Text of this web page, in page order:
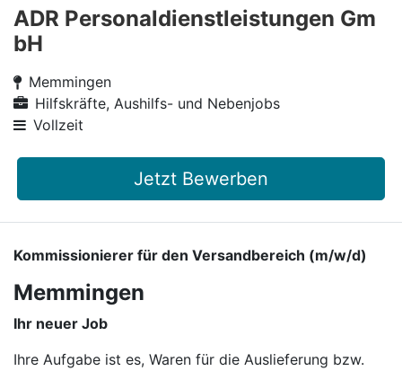
ADR Personaldienstleistungen Gm
bH
Memmingen
Hilfskräfte, Aushilfs- und Nebenjobs
Vollzeit
Jetzt Bewerben
Kommissionierer für den Versandbereich (m/w/d)
Memmingen
Ihr neuer Job
Ihre Aufgabe ist es, Waren für die Auslieferung bzw.